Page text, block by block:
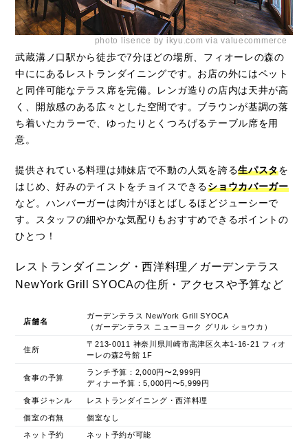
photo lisence by ikyu.com via valuecommerce
武蔵溝ノ口駅から徒歩で7分ほどの場所、フィオーレの森の
中ににあるレストランダイニングです。お店の外にはペット
と同伴可能なテラス席を完備。レンガ造りの店内は天井が高
く、開放感のある広々とした空間です。ブラウンが基調の落
ち着いたカラーで、ゆったりとくつろげるテーブル席を用
意。
提供されている料理は姉妹店で不動の人気を誇る生パスタを
はじめ、好みのテイストをチョイスできるショウカバーガー
など。ハンバーガーは肉汁がほとばしるほどジューシーで
す。スタッフの細やかな気配りもおすすめできるポイントの
ひとつ！
レストランダイニング・西洋料理／ガーデンテラス
NewYork Grill SYOCAの住所・アクセスや予算など
店舗名
ガーデンテラス NewYork Grill SYOCA
（ガーデンテラス ニューヨーク グリル ショウカ）
住所
〒213-0011 神奈川県川崎市高津区久本1-16-21 フィオ
ーレの森2号館 1F
食事の予算
ランチ予算：2,000円〜2,999円
ディナー予算：5,000円〜5,999円
食事ジャンル レストランダイニング・西洋料理
個室の有無 個室なし
ネット予約 ネット予約が可能